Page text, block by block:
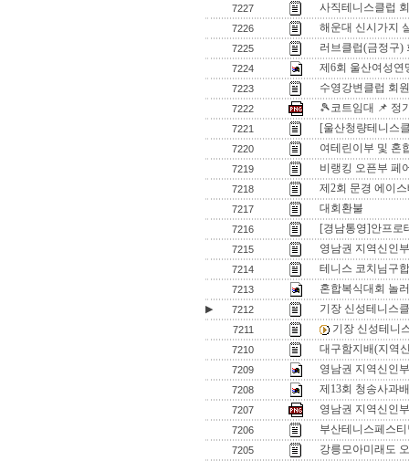
7227 사직테니스클럽
7226 해운대 신시가지
7225 러브클럽(금정구)
7224 제6회 울산여성연
7223 수영강변클럽 회
7222 🎾코트임대 📌 정
7221 [울산청량테니스
7220 여테린이부 및 혼
7219 비랭킹 오픈부 페
7218 제2회 문경 에이
7217 대회환불
7216 [경남통영]안프로
7215 영남권 지역신인부
7214 테니스 코치님구
7213 혼합복식대회 놀
▶ 7212 기장 신성테니스
7211 기장 신성테니
7210 대구함지배(지역
7209 영남권 지역신인
7208 제13회 청송사과
7207 영남권 지역신인
7206 부산테니스페스
7205 강릉모아미래도